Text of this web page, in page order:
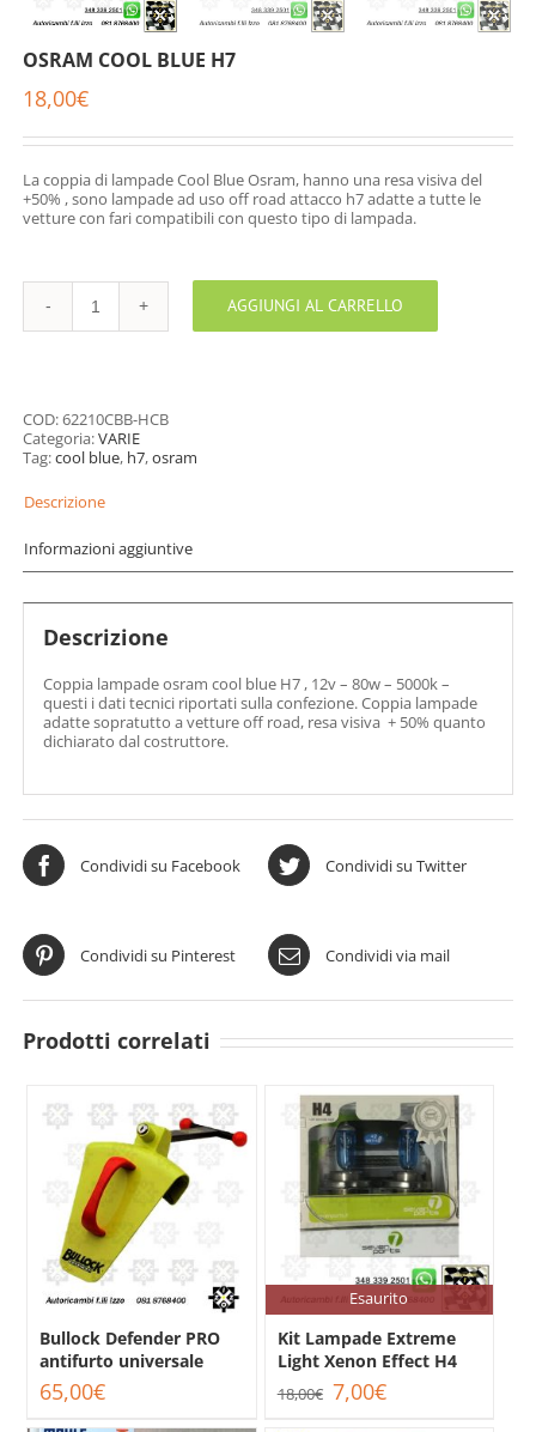
OSRAM COOL BLUE H7
18,00€
La coppia di lampade Cool Blue Osram, hanno una resa visiva del
+50% , sono lampade ad uso off road attacco h7 adatte a tutte le
vetture con fari compatibili con questo tipo di lampada.
OSRAM
COOL
AGGIUNGI AL CARRELLO
COD:62210CBB-HCB
Categoria:VARIE
Tag:cool blue, h7,osram
Descrizione
Informazioni aggiuntive
Descrizione
Coppia lampade osram cool blue H7 , 12v – 80w – 5000k –
questi i dati tecnici riportati sulla confezione. Coppia lampade
adatte sopratutto a vetture off road, resa visiva + 50% quanto
dichiarato dal costruttore.
Condividi su Facebook Condividi su Twitter
Condividi su Pinterest Condividi via mail
Prodotti correlati
Bullock Defender PRO
antifurto universale
65,00€
Esaurito
Kit Lampade Extreme
Light Xenon Effect H4
18,00€ Il
prezzo
7,00€Il
prezzo